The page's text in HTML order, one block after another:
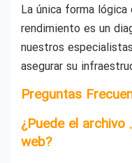
La única forma
rendimiento es un
nuestros
asegurar su
Preguntas
¿Puede el
web?